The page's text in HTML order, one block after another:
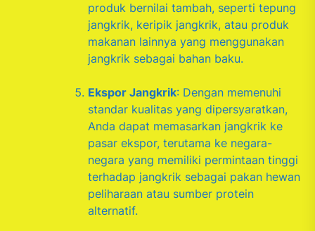
produk bernilai tambah, seperti tepung
jangkrik, keripik jangkrik, atau produk
makanan lainnya yang menggunakan
jangkrik sebagai bahan baku.
Ekspor Jangkrik: Dengan memenuhi
standar kualitas yang dipersyaratkan,
Anda dapat memasarkan jangkrik ke
pasar ekspor, terutama ke negara-
negara yang memiliki permintaan tinggi
terhadap jangkrik sebagai pakan hewan
peliharaan atau sumber protein
alternatif.